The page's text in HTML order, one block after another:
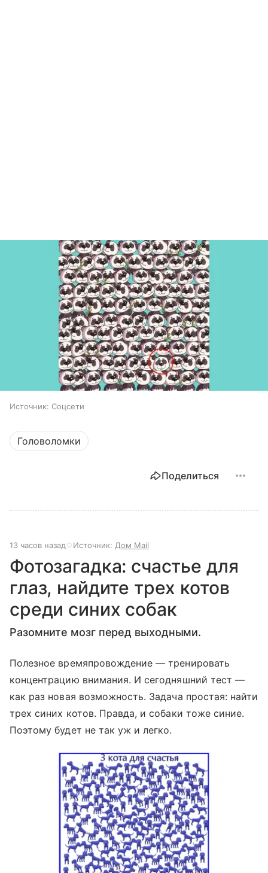
Источник: Соцсети
Головоломки
Поделиться
13 часов назад Источник: Дом Mail
Фотозагадка: счастье для
глаз, найдите трех котов
среди синих собак
Разомните мозг перед выходными.
Полезное времяпровождение — тренировать
концентрацию внимания. И сегодняшний тест —
как раз новая возможность. Задача простая: найти
трех синих котов. Правда, и собаки тоже синие.
Поэтому будет не так уж и легко.